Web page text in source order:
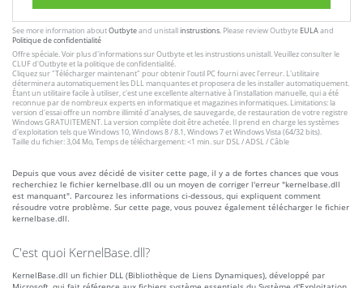
See more information aboutOutbyteand unistallinstrustions. Please review Outbyte EULAand
Politique de confidentialité
Offre spéciale. Voir plus d'informations surOutbyteet lesinstrustions unistall. Veuillez consulter le
CLUFd'Outbyte etla politique de confidentialité.
Cliquez sur"Télécharger maintenant" pour obtenir l'outil PC fourni avec l'erreur. L'utilitaire
déterminera automatiquement les DLL manquantes et proposera de les installer automatiquement.
Étant un utilitaire facile à utiliser, c'est une excellente alternative à l'installation manuelle, qui a été
reconnue par de nombreux experts en informatique et magazines informatiques. Limitations: la
version d'essai offre un nombre illimité d'analyses, de sauvegarde, de restauration de votre registre
Windows GRATUITEMENT. La version complète doit être achetée. Il prend en charge les systèmes
d'exploitation tels que Windows 10, Windows 8 / 8.1, Windows 7 et Windows Vista (64/32 bits).
Taille du fichier: 3,04 Mo, Temps de téléchargement: <1 min. sur DSL / ADSL / Câble
Depuis que vous avez décidé de visiter cette page, il y a de fortes chances que vous
recherchiez le fichier kernelbase.dll ou un moyen de corriger l'erreur "kernelbase.dll
est manquant". Parcourez les informations ci-dessous, qui expliquent comment
résoudre votre problème. Sur cette page, vous pouvez également télécharger le fichier
kernelbase.dll.
C'est quoi KernelBase.dll?
KernelBase.dll un fichier DLL (Bibliothèque de Liens Dynamiques), développé par